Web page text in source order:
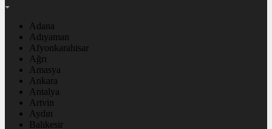
Adana
Adıyaman
Afyonkarahisar
Ağrı
Amasya
Ankara
Antalya
Artvin
Aydın
Balıkesir